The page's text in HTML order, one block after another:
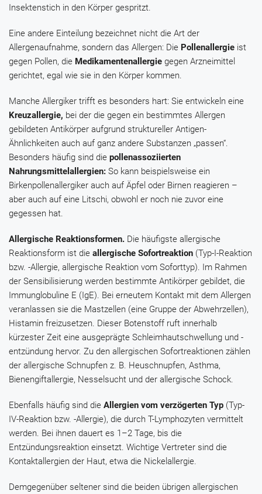
Insektenstich in den Körper gespritzt.
Eine andere Einteilung bezeichnet nicht die Art der
Allergenaufnahme, sondern das Allergen: Die Pollenallergie ist
gegen Pollen, die Medikamentenallergie gegen Arzneimittel
gerichtet, egal wie sie in den Körper kommen.
Manche Allergiker trifft es besonders hart: Sie entwickeln eine
Kreuzallergie, bei der die gegen ein bestimmtes Allergen
gebildeten Antikörper aufgrund struktureller Antigen-
Ähnlichkeiten auch auf ganz andere Substanzen „passen“.
Besonders häufig sind die pollenassoziierten
Nahrungsmittelallergien: So kann beispielsweise ein
Birkenpollenallergiker auch auf Äpfel oder Birnen reagieren –
aber auch auf eine Litschi, obwohl er noch nie zuvor eine
gegessen hat.
Allergische Reaktionsformen. Die häufigste allergische
Reaktionsform ist die allergische Sofortreaktion (Typ-I-Reaktion
bzw. -Allergie, allergische Reaktion vom Soforttyp). Im Rahmen
der Sensibilisierung werden bestimmte Antikörper gebildet, die
Immunglobuline E (IgE). Bei erneutem Kontakt mit dem Allergen
veranlassen sie die Mastzellen (eine Gruppe der Abwehrzellen),
Histamin freizusetzen. Dieser Botenstoff ruft innerhalb
kürzester Zeit eine ausgeprägte Schleimhautschwellung und -
entzündung hervor. Zu den allergischen Sofortreaktionen zählen
der allergische Schnupfen z. B. Heuschnupfen, Asthma,
Bienengiftallergie, Nesselsucht und der allergische Schock.
Ebenfalls häufig sind die Allergien vom verzögerten Typ (Typ-
IV-Reaktion bzw. -Allergie), die durch T-Lymphozyten vermittelt
werden. Bei ihnen dauert es 1–2 Tage, bis die
Entzündungsreaktion einsetzt. Wichtige Vertreter sind die
Kontaktallergien der Haut, etwa die Nickelallergie.
Demgegenüber seltener sind die beiden übrigen allergischen